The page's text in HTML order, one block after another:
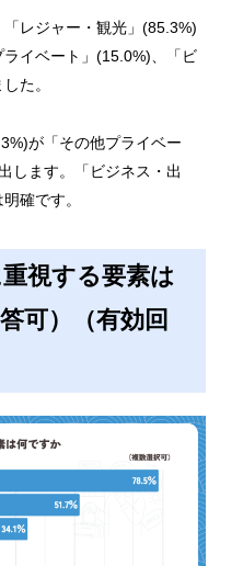
レジャー・観光」(85.3%)
イベート」(15.0%)、「ビ
た。
が「その他プライベー
します。「ビジネス・出
確です。
視する要素は
可）（有効回